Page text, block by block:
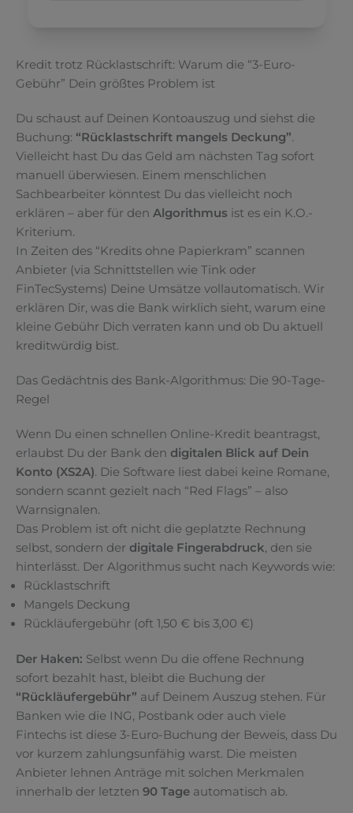
Kredit trotz Rücklastschrift: Warum die “3-Euro-
Gebühr” Dein größtes Problem ist
Du schaust auf Deinen Kontoauszug und siehst die
Buchung: “Rücklastschrift mangels Deckung”.
Vielleicht hast Du das Geld am nächsten Tag sofort
manuell überwiesen. Einem menschlichen
Sachbearbeiter könntest Du das vielleicht noch
erklären – aber für den Algorithmus ist es ein K.O.-
Kriterium.
In Zeiten des “Kredits ohne Papierkram” scannen
Anbieter (via Schnittstellen wie Tink oder
FinTecSystems) Deine Umsätze vollautomatisch. Wir
erklären Dir, was die Bank wirklich sieht, warum eine
kleine Gebühr Dich verraten kann und ob Du aktuell
kreditwürdig bist.
Das Gedächtnis des Bank-Algorithmus: Die 90-Tage-
Regel
Wenn Du einen schnellen Online-Kredit beantragst,
erlaubst Du der Bank den digitalen Blick auf Dein
Konto (XS2A). Die Software liest dabei keine Romane,
sondern scannt gezielt nach “Red Flags” – also
Warnsignalen.
Das Problem ist oft nicht die geplatzte Rechnung
selbst, sondern der digitale Fingerabdruck, den sie
hinterlässt. Der Algorithmus sucht nach Keywords wie:
Rücklastschrift
Mangels Deckung
Rückläufergebühr (oft 1,50 € bis 3,00 €)
Der Haken: Selbst wenn Du die offene Rechnung
sofort bezahlt hast, bleibt die Buchung der
“Rückläufergebühr” auf Deinem Auszug stehen. Für
Banken wie die ING, Postbank oder auch viele
Fintechs ist diese 3-Euro-Buchung der Beweis, dass Du
vor kurzem zahlungsunfähig warst. Die meisten
Anbieter lehnen Anträge mit solchen Merkmalen
innerhalb der letzten 90 Tage automatisch ab.